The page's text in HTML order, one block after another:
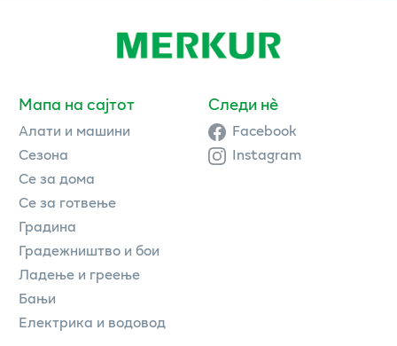
Мапа на сајтот
Алати и машини
Сезона
Се за дома
Се за готвење
Градина
Градежништво и бои
Ладење и греење
Бањи
Електрика и водовод
Следи нè
Facebook
Instagram